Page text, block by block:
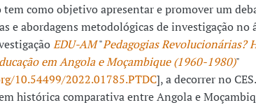
tem como objetivo apresentar e promover um
e abordagens metodológicas de investigação no
EDU-AM"Pedagogias Revolucionárias?
em Angola e Moçambique (1960-1980)"
10.54499/2022.01785.PTDC], a decorrer no
histórica comparativa entre Angola e